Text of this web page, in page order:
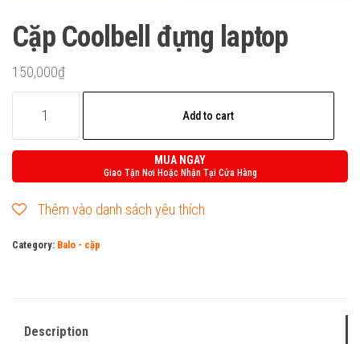
Cặp Coolbell đựng laptop
150,000₫
Coolbell
đựng
Add to cart
MUA NGAY
Giao Tận Nơi Hoặc Nhận Tại Cửa Hàng
Thêm vào danh sách yêu thích
Category: Balo - cặp
Description